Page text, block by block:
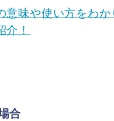
意味や使い方をわか
介！
合